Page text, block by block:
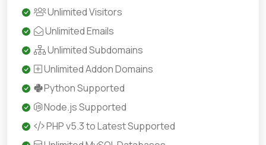
Unlimited Visitors
Unlimited Emails
Unlimited Subdomains
Unlimited Addon Domains
Python Supported
Node.js Supported
PHP v5.3 to Latest Supported